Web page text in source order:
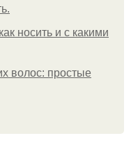
носить и с какими
волос: простые